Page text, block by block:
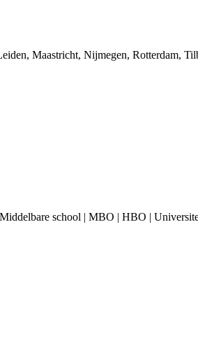
Maastricht, Nijmegen, Rotterdam,
school | MBO | HBO |